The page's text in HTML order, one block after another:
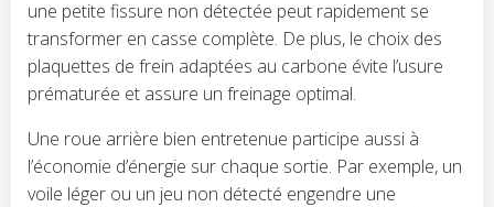
une petite fissure non détectée peut rapidement se
transformer en casse complète. De plus, le choix des
plaquettes de frein adaptées au carbone évite l’usure
prématurée et assure un freinage optimal.
Une roue arrière bien entretenue participe aussi à
l’économie d’énergie sur chaque sortie. Par exemple, un
voile léger ou un jeu non détecté engendre une